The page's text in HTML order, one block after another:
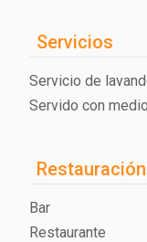
Servicios
Servicio de
Servido con
Restauración
Bar
Restaurante